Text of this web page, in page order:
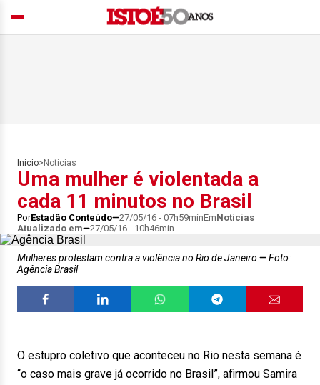
Início> Notícias
Uma mulher é violentada a
cada 11 minutos no Brasil
PorEstadão Conteúdo 27/05/16 - 07h59minEmNotícias
Atualizado em
27/05/16 - 10h46min
Mulheres protestam contra a violência no Rio de Janeiro
Foto:
Agência Brasil
O estupro coletivo que aconteceu no Rio nesta semana é
“o caso mais grave já ocorrido no Brasil”, afirmou Samira